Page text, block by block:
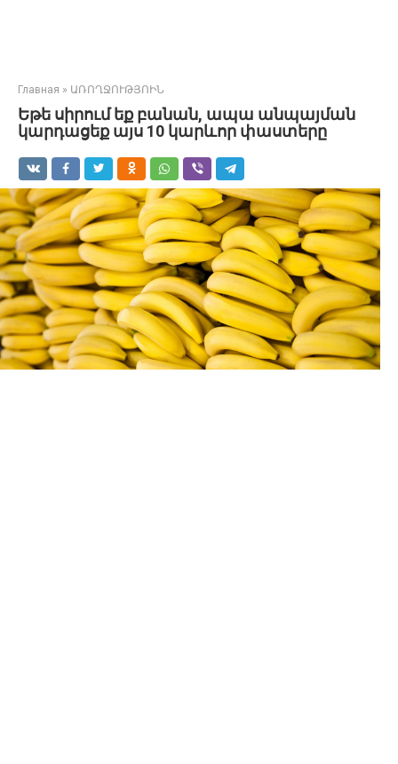
Главная » ԱՌՈՂՋՈՒԹՅՈԻՆ
Եթե սիրում եք բանան, ապա անպայման
կարդացեք այս 10 կարևոր փաստերը